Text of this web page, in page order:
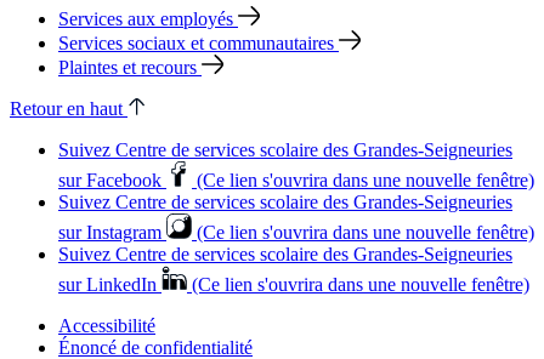
Services aux employés
Services sociaux et communautaires
Plaintes et recours
Retour en haut
Suivez Centre de services scolaire des Grandes‑Seigneuries
sur Facebook
(Ce lien s'ouvrira dans une nouvelle fenêtre)
Suivez Centre de services scolaire des Grandes‑Seigneuries
sur Instagram
(Ce lien s'ouvrira dans une nouvelle fenêtre)
Suivez Centre de services scolaire des Grandes‑Seigneuries
sur LinkedIn
(Ce lien s'ouvrira dans une nouvelle fenêtre)
Accessibilité
Énoncé de confidentialité